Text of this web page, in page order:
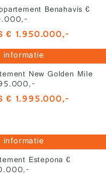
Benahavís €
€ 1.950.000,-
informatie
New Golden Mile
€ 1.995.000,-
informatie
Estepona €